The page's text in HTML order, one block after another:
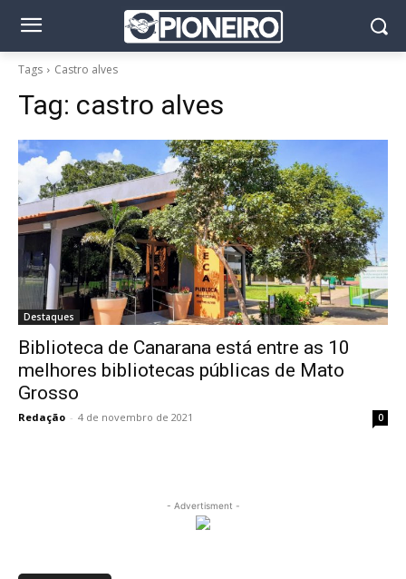
Tags Castro alves
Tag: castro alves
Destaques
Biblioteca de Canarana está entre as 10
melhores bibliotecas públicas de Mato
Grosso
Redação - 4 de novembro de 2021 0
- Advertisment -